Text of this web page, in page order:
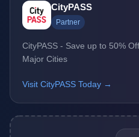
CityPASS
Partner
CityPASS - Save up to 50%
Major Cities
Visit CityPASS Today →